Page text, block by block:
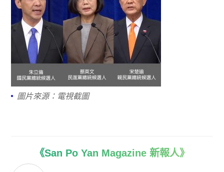
圖片來源：電視截圖
《San Po Yan Magazine 新報人》